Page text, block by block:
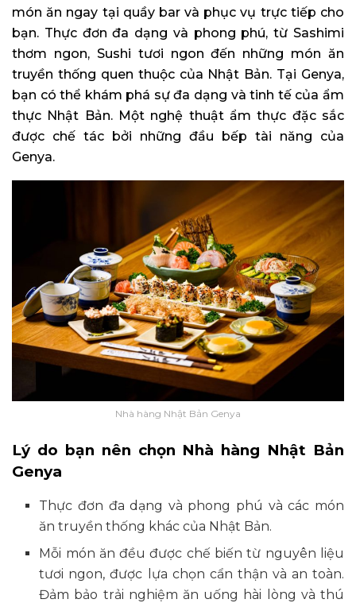
món ăn ngay tại quầy bar và phục vụ trực tiếp cho
bạn. Thực đơn đa dạng và phong phú, từ Sashimi
thơm ngon, Sushi tươi ngon đến những món ăn
truyền thống quen thuộc của Nhật Bản. Tại Genya,
bạn có thể khám phá sự đa dạng và tinh tế của ẩm
thực Nhật Bản. Một nghệ thuật ẩm thực đặc sắc
được chế tác bởi những đầu bếp tài năng của
Genya.
Nhà hàng Nhật Bản Genya
Lý do bạn nên chọn Nhà hàng Nhật Bản
Genya
Thực đơn đa dạng và phong phú và các món
ăn truyền thống khác của Nhật Bản.
Mỗi món ăn đều được chế biến từ nguyên liệu
tươi ngon, được lựa chọn cẩn thận và an toàn.
Đảm bảo trải nghiệm ăn uống hài lòng và thú